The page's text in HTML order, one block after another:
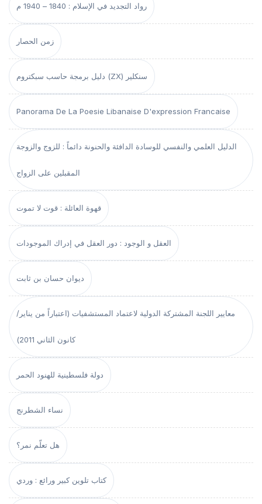
رواد التجديد في الإسلام : 1840 – 1940 م
زمن الحصار
دليل برمجة حاسب سبكتروم (ZX) سنكلير
Panorama De La Poesie Libanaise D'expression Francaise
الدليل العلمي والنفسي للوسادة الدافئة والحنونة دائماً : للزوج والزوجة
المقبلين على الزواج
قهوة العائلة : قوت لا تموت
العقل و الوجود : دور العقل في إدراك الموجودات
ديوان حسان بن ثابت
معايير اللجنة المشتركة الدولية لاعتماد المستشفيات (اعتباراً من يناير/
كانون الثاني 2011)
دولة فلسطينية للهنود الحمر
نساء الشطرنج
هل تعلّم نمر؟
كتاب تلوين كبير ورائع : وردي